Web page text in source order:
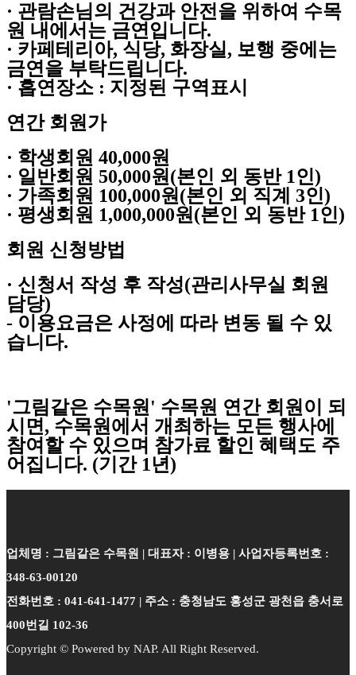
· 관람손님의 건강과 안전을 위하여 수목
원 내에서는 금연입니다.
· 카페테리아, 식당, 화장실, 보행 중에는
금연을 부탁드립니다.
· 흡연장소 : 지정된 구역표시
연간 회원가
· 학생회원 40,000원
· 일반회원 50,000원(본인 외 동반 1인)
· 가족회원 100,000원(본인 외 직계 3인)
· 평생회원 1,000,000원(본인 외 동반 1인)
회원 신청방법
· 신청서 작성 후 작성(관리사무실 회원
담당)
- 이용요금은 사정에 따라 변동 될 수 있
습니다.
'그림같은 수목원' 수목원 연간 회원이 되
시면, 수목원에서 개최하는 모든 행사에
참여할 수 있으며 참가료 할인 혜택도 주
어집니다. (기간 1년)
업체명 : 그림같은 수목원 | 대표자 : 이병용 | 사업자등록번호 :
348-63-00120
전화번호 : 041-641-1477 | 주소 : 충청남도 홍성군 광천읍 충서로
400번길 102-36
Copyright © Powered by NAP. All Right Reserved.